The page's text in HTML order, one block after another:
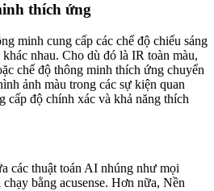
thích ứng
minh cung cấp các chế độ chiếu sáng
nhau. Cho dù đó là IR toàn màu,
chế độ thông minh thích ứng chuyển
ảnh màu trong các sự kiện quan
cấp độ chính xác và khả năng thích
các thuật toán AI nhúng như mọi
bằng acusense. Hơn nữa, Nền